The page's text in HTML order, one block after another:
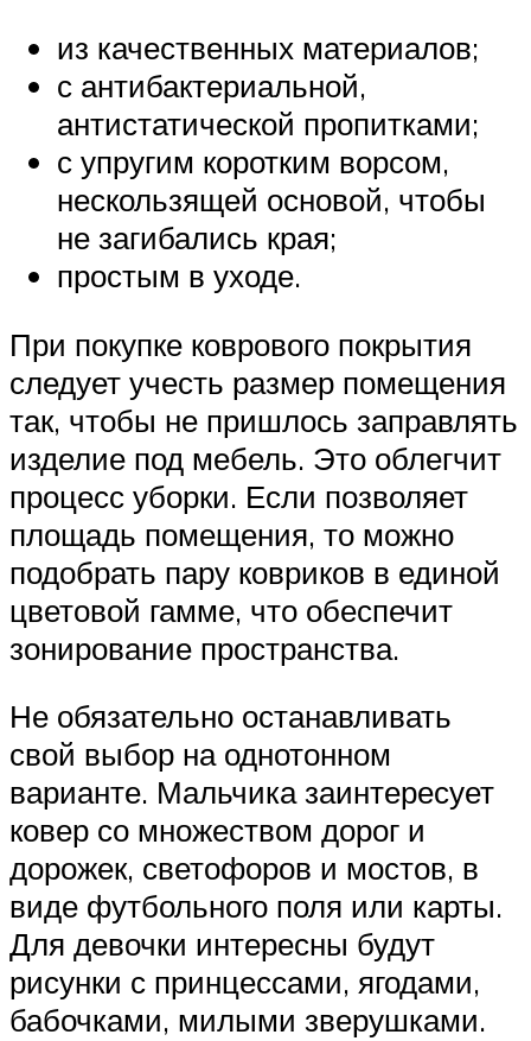
из качественных материалов;
с антибактериальной,
антистатической пропитками;
с упругим коротким ворсом,
нескользящей основой, чтобы
не загибались края;
простым в уходе.
При покупке коврового покрытия
следует учесть размер помещения
так, чтобы не пришлось заправлять
изделие под мебель. Это облегчит
процесс уборки. Если позволяет
площадь помещения, то можно
подобрать пару ковриков в единой
цветовой гамме, что обеспечит
зонирование пространства.
Не обязательно останавливать
свой выбор на однотонном
варианте. Мальчика заинтересует
ковер со множеством дорог и
дорожек, светофоров и мостов, в
виде футбольного поля или карты.
Для девочки интересны будут
рисунки с принцессами, ягодами,
бабочками, милыми зверушками.